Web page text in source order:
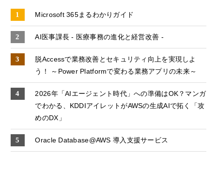
Microsoft 365まるわかりガイド
AI医事課長 - 医療事務の進化と経営改善 -
脱Accessで業務改善とセキュリティ向上を実現しよ
う！ ～Power Platformで変わる業務アプリの未来～
2026年「AIエージェント時代」への準備はOK？マンガ
でわかる、KDDIアイレットがAWSの生成AIで拓く「攻
めのDX」
Oracle Database@AWS 導入支援サービス